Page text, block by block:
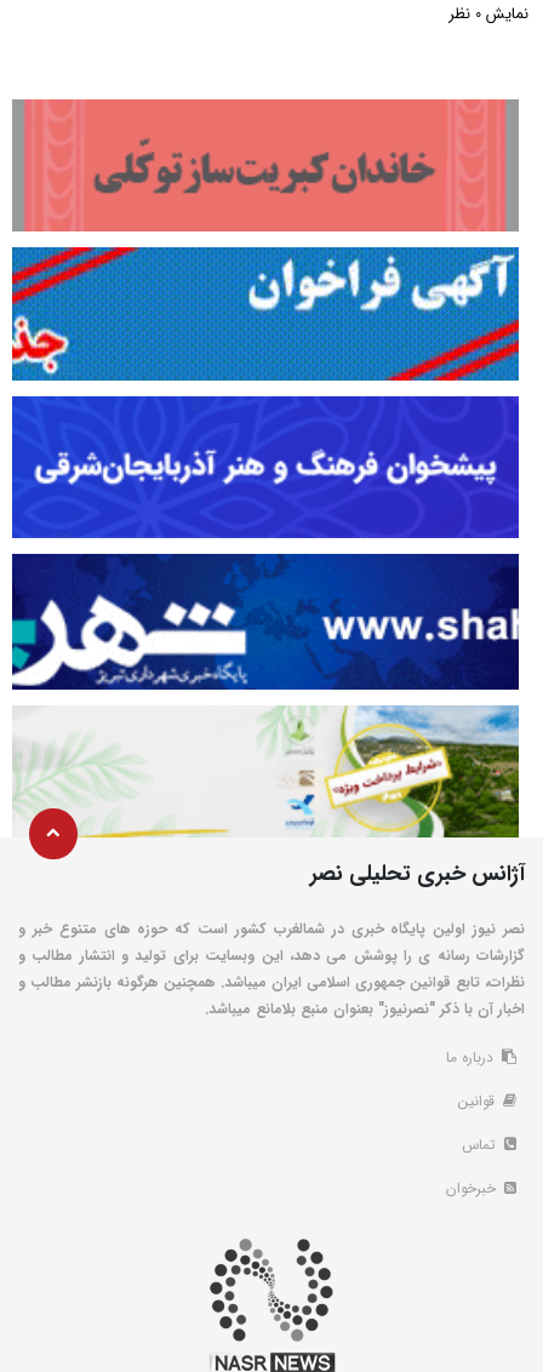
نمایش 0 نظر
آژانس خبری تحلیلی نصر
نصر نیوز اولین پایگاه خبری در شمالغرب کشور است که حوزه های متنوع خبر و
گزارشات رسانه ی را پوشش می دهد، این وبسایت برای تولید و انتشار مطالب و
نظرات، تابع قوانین جمهوری اسلامی ایران میباشد. همچنین هرگونه بازنشر مطالب و
اخبار آن با ذکر "نصرنیوز" بعنوان منبع بلامانع میباشد.
درباره ما
قوانین
تماس
خبرخوان